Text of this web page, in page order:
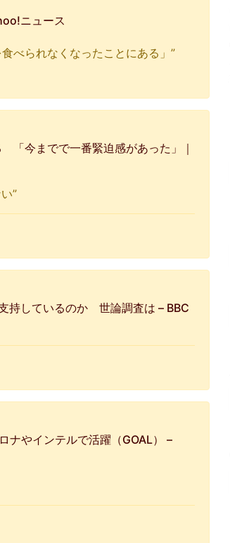
ニュース
べられなくなったことにある」”
「今までで一番緊迫感があった」｜
”
持しているのか 世論調査は – BBC
ナやインテルで活躍（GOAL） –